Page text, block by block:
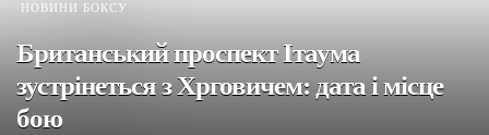
НОВИНИ БОКСУ
Британський проспект Ітаума
зустрінеться з Хрговичем: дата і місце
бою